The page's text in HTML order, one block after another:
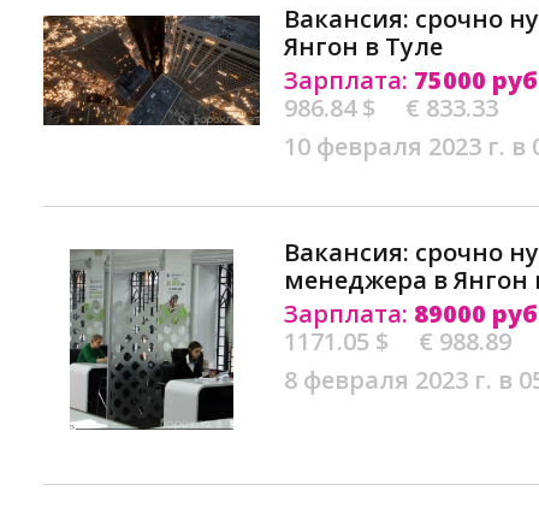
Вакансия: срочно
Янгон в Туле
Зарплата: 75000
986.84 $
€ 833.33
10 февраля 2023 г. в
Вакансия: срочно
менеджера в Янгон
Зарплата: 89000
1171.05 $
€ 988.89
8 февраля 2023 г. в